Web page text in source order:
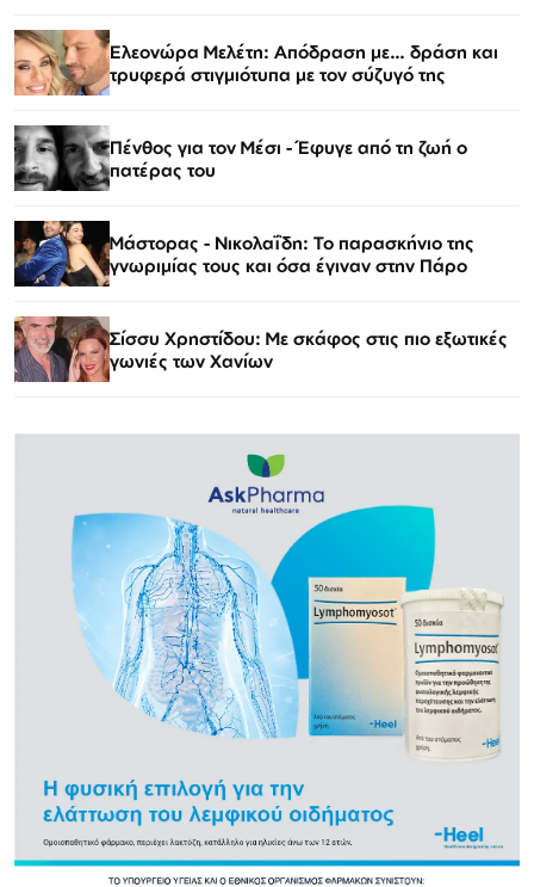
Ελεονώρα Μελέτη: Απόδραση με… δράση και
τρυφερά στιγμιότυπα με τον σύζυγό της
Πένθος για τον Μέσι - Έφυγε από τη ζωή ο
πατέρας του
Μάστορας - Νικολαΐδη: Το παρασκήνιο της
γνωριμίας τους και όσα έγιναν στην Πάρο
Σίσσυ Χρηστίδου: Με σκάφος στις πιο εξωτικές
γωνιές των Χανίων